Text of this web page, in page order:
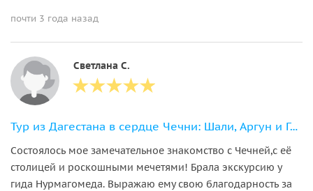
почти 3 года назад
Светлана С.
Тур из Дагестана в сердце Чечни: Шали, Аргун и Грозный
Состоялось мое замечательное знакомство с Чечней,с её
столицей и роскошными мечетями! Брала экскурсию у
гида Нурмагомеда. Выражаю ему свою благодарность за